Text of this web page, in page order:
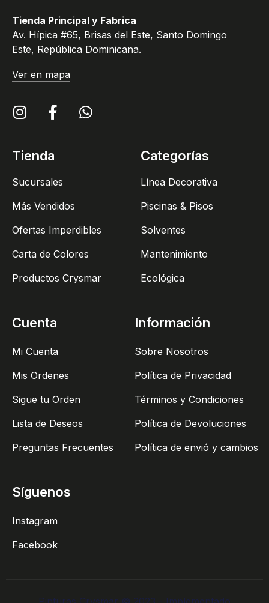
Tienda Principal y Fabrica
Av. Hípica #65, Brisas del Este, Santo Domingo
Este, República Dominicana.
Ver en mapa
Tienda
Sucursales
Más Vendidos
Ofertas Imperdibles
Carta de Colores
Productos Crysmar
Categorías
Línea Decorativa
Piscinas & Pisos
Solventes
Mantenimiento
Ecológica
Cuenta
Mi Cuenta
Mis Ordenes
Sigue tu Orden
Lista de Deseos
Preguntas Frecuentes
Información
Sobre Nosotros
Política de Privacidad
Términos y Condiciones
Política de Devoluciones
Política de envió y cambios
Síguenos
Instagram
Facebook